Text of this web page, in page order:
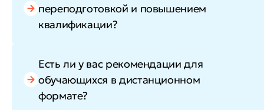
переподготовкой и повышением
квалификации?
Есть ли у вас рекомендации для
обучающихся в дистанционном
формате?